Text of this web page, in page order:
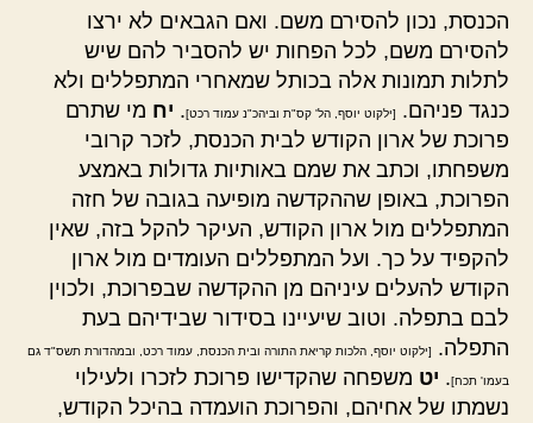
הכנסת, נכון להסירם משם. ואם הגבאים לא ירצו
להסירם משם, לכל הפחות יש להסביר להם שיש
לתלות תמונות אלה בכותל שמאחרי המתפללים ולא
כנגד פניהם.
[ילקוט יוסף, הל' קס"ת וביהכ"נ עמוד רכט]. יח מי שתרם
פרוכת של ארון הקודש לבית הכנסת, לזכר קרובי
משפחתו, וכתב את שמם באותיות גדולות באמצע
הפרוכת, באופן שההקדשה מופיעה בגובה של חזה
המתפללים מול ארון הקודש, העיקר להקל בזה, שאין
להקפיד על כך. ועל המתפללים העומדים מול ארון
הקודש להעלים עיניהם מן ההקדשה שבפרוכת, ולכוין
לבם בתפלה. וטוב שיעיינו בסידור שבידיהם בעת
התפלה.
[ילקוט יוסף, הלכות קריאת התורה ובית הכנסת, עמוד רכט, ובמהדורת תשס"ד גם
בעמו' תכח]. יט משפחה שהקדישו פרוכת לזכרו ולעילוי
נשמתו של אחיהם, והפרוכת הועמדה בהיכל הקודש,